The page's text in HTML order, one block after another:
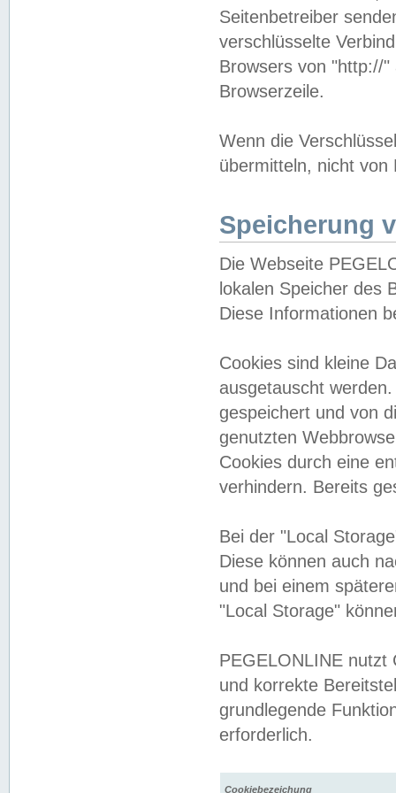
Seitenbetreiber
verschlüsselte
Browsers von "http://
Browserzeile.
Wenn die
übermitteln, nicht von
Speicherung
Die Webseite
lokalen Speicher des
Diese Informationen
Cookies sind kleine
ausgetauscht
gespeichert und von
genutzten
Cookies durch eine
verhindern. Bereits
Bei der "Local
Diese können auch
und bei einem
"Local Storage"
PEGELONLINE nutzt
und korrekte
grundlegende
erforderlich.
Cookiebezeichung